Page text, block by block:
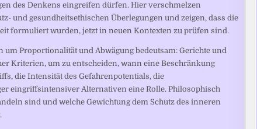
des Denkens eingreifen dürfen. Hier verschmelzen
und gesundheitsethischen Überlegungen und zeigen, dass die
formuliert wurden, jetzt in neuen Kontexten zu prüfen sind.
Proportionalität und Abwägung bedeutsam: Gerichte und
Kriterien, um zu entscheiden, wann eine Beschränkung
die Intensität des Gefahrenpotentials, die
eingriffsintensiver Alternativen eine Rolle. Philosophisch
sind und welche Gewichtung dem Schutz des inneren